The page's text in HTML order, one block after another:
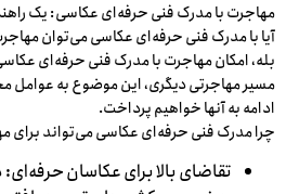
مهاجرت با مدرک فنی حرفه‌ای عکاسی: یک
آیا با مدرک فنی حرفه‌ای عکاسی می‌توان
بله، امکان مهاجرت با مدرک فنی حرفه‌ای
مسیر مهاجرتی دیگری، این موضوع به عوامل
ادامه به آنها خواهیم پرداخت.
چرا مدرک فنی حرفه‌ای عکاسی می‌تواند برای
تقاضای بالا برای عکاسان حرفه‌ای: